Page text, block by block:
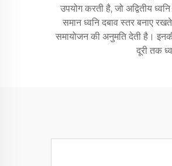
उपयोग करती है, जो अद्वितीय
समान ध्वनि दबाव स्तर बनाए
समायोजन की अनुमति देती है।
दूरी तक